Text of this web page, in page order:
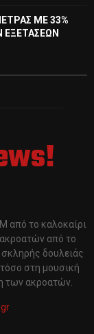
ΜΕ 33%
από το καλοκαίρι
από το
δουλειάς
στη μουσική
των ακροατών.